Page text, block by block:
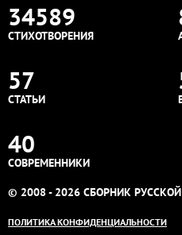
34589
СТИХОТВОРЕНИЯ
57
СТАТЬИ
40
СОВРЕМЕННИКИ
© 2008 - 2026 СБОРНИК
ПОЛИТИКА КОНФИДЕНЦИАЛЬНОСТИ